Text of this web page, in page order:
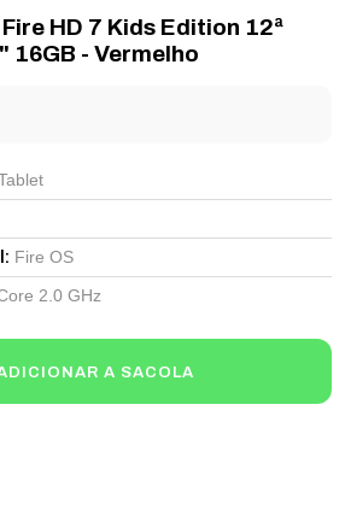
HD 7 Kids Edition 12ª
16GB - Vermelho
: Fire OS
2.0 GHz
A SACOLA